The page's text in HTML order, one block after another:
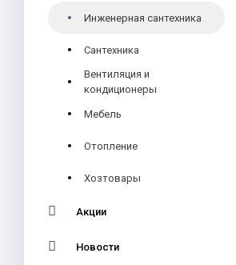
Инженерная сантехника
Сантехника
Вентиляция и
кондиционеры
Мебель
Отопление
Хозтовары
Акции
Новости